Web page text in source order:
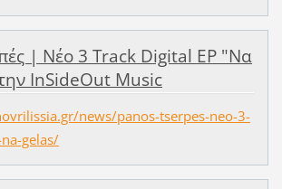
| Νέο 3 Track Digital EP "Να
InSideOut Music
news/panos-tserpes-neo-3-
gelas/